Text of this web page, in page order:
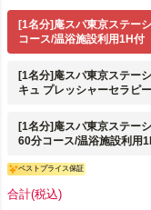
[1名分]庵スパ東京ステー
コース/温浴施設利用1H付
[1名分]庵スパ東京ステー
キュ プレッシャーセラピ
[1名分]庵スパ東京ステー
60分コース/温浴施設利用
ベストプライス保証
合計(税込)